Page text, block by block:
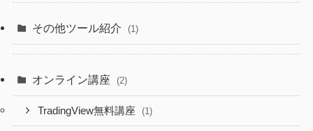
その他ツール紹介 (1)
オンライン講座 (2)
TradingView無料講座 (1)